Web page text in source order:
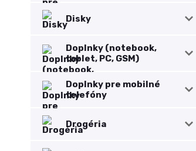
Disky
Doplnky (notebook,
tablet, PC, GSM)
Doplnky pre mobilné
telefóny
Drogéria